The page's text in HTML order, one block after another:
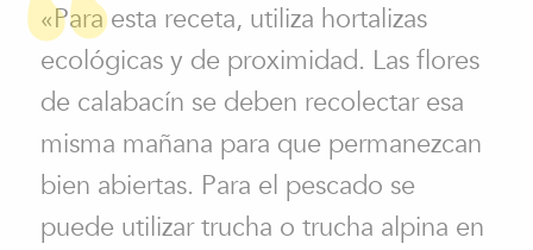
«Para esta receta, utiliza hortalizas
ecológicas y de proximidad. Las flores
de calabacín se deben recolectar esa
misma mañana para que permanezcan
bien abiertas. Para el pescado se
puede utilizar trucha o trucha alpina en